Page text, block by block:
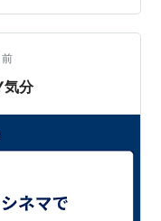
イト（b）、ジョ
気分